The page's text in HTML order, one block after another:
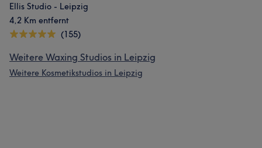
Ellis Studio - Leipzig
4,2 Km entfernt
(155)
Weitere Waxing Studios in Leipzig
Weitere Kosmetikstudios in Leipzig